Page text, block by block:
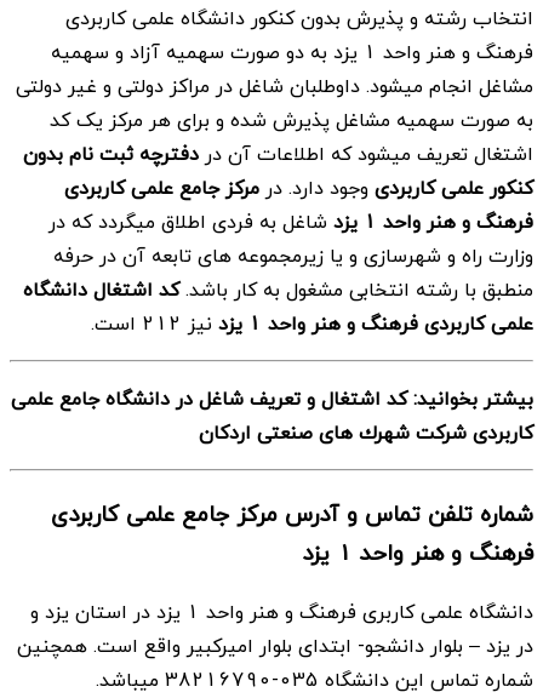
انتخاب رشته و پذیرش بدون کنکور دانشگاه علمی کاربردی
فرهنگ و هنر واحد 1 یزد به دو صورت سهمیه آزاد و سهمیه
مشاغل انجام میشود. داوطلبان شاغل در مراکز دولتی و غیر دولتی
به صورت سهمیه مشاغل پذیرش شده و برای هر مرکز یک کد
اشتغال تعریف میشود که اطلاعات آن دردفترچه ثبت نام بدون
کنکور علمی کاربردی وجود دارد. درمرکز جامع علمی کاربردی
فرهنگ و هنر واحد 1 یزد
شاغل به فردی اطلاق میگردد که در
وزارت راه و شهرسازی و یا زیرمجموعه های تابعه آن در حرفه
منطبق با رشته انتخابی مشغول به کار باشد.کد اشتغال دانشگاه
علمی کاربردی فرهنگ و هنر واحد 1 یزد
نیز 212 است.
بیشتر بخوانید: کد اشتغال و تعریف شاغل در دانشگاه جامع علمی
کاربردی شركت شهرك های صنعتی اردكان
شماره تلفن تماس و آدرس مرکز جامع علمی کاربردی
فرهنگ و هنر واحد 1 یزد
دانشگاه علمی کاربری فرهنگ و هنر واحد 1 یزد در استان یزد و
در یزد – بلوار دانشجو- ابتدای بلوار امیركبیر واقع است. همچنین
شماره تماس این دانشگاه 035-38216790 میباشد.